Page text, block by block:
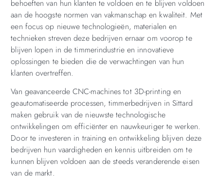
behoeften van hun klanten te voldoen en te blijven voldoen
aan de hoogste normen van vakmanschap en kwaliteit. Met
een focus op nieuwe technologieën, materialen en
technieken streven deze bedrijven ernaar om voorop te
blijven lopen in de timmerindustrie en innovatieve
oplossingen te bieden die de verwachtingen van hun
klanten overtreffen.
Van geavanceerde CNC-machines tot 3D-printing en
geautomatiseerde processen, timmerbedrijven in Sittard
maken gebruik van de nieuwste technologische
ontwikkelingen om efficiënter en nauwkeuriger te werken.
Door te investeren in training en ontwikkeling blijven deze
bedrijven hun vaardigheden en kennis uitbreiden om te
kunnen blijven voldoen aan de steeds veranderende eisen
van de markt.